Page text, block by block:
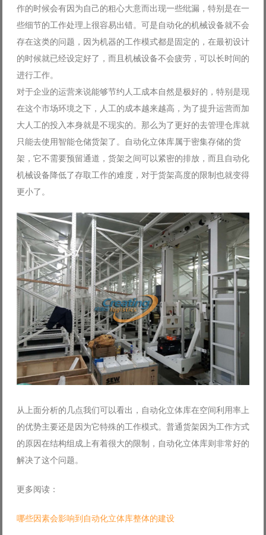
作的时候会有因为自己的粗心大意而出现一些纰漏，特别是在一
些细节的工作处理上很容易出错。可是自动化的机械设备就不会
存在这类的问题，因为机器的工作模式都是固定的，在最初设计
的时候就已经设定好了，而且机械设备不会疲劳，可以长时间的
进行工作。
对于企业的运营来说能够节约人工成本自然是极好的，特别是现
在这个市场环境之下，人工的成本越来越高，为了提升运营而加
大人工的投入本身就是不现实的。那么为了更好的去管理仓库就
只能去使用智能仓储货架了。自动化立体库属于密集存储的货
架，它不需要预留通道，货架之间可以紧密的排放，而且自动化
机械设备降低了存取工作的难度，对于货架高度的限制也就变得
更小了。
从上面分析的几点我们可以看出，自动化立体库在空间利用率上
的优势主要还是因为它特殊的工作模式。普通货架因为工作方式
的原因在结构组成上有着很大的限制，自动化立体库则非常好的
解决了这个问题。
更多阅读：
哪些因素会影响到自动化立体库整体的建设